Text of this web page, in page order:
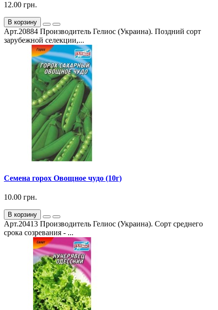
12.00 грн.
В корзину
Арт.20884 Производитель Гелиос (Украина). Поздний сорт
зарубежной селекции,...
Семена горох Овощное чудо (10г)
10.00 грн.
В корзину
Арт.20413 Производитель Гелиос (Украина). Сорт среднего
срока созревания - ...